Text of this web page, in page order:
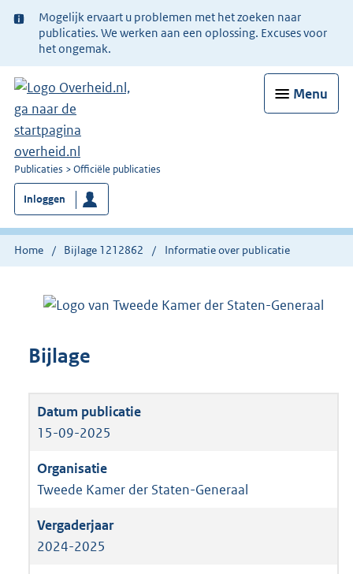
Ter
informatie:
Mogelijk ervaart u problemen met het zoeken naar
publicaties. We werken aan een oplossing. Excuses voor
het ongemak.
Menu
U
bent
nu
hier:
Publicaties Officiële publicaties
Inloggen
Home Bijlage 1212862 Informatie over publicatie
Bijlage
15-09-2025
Tweede Kamer der Staten-Generaal
2024-2025